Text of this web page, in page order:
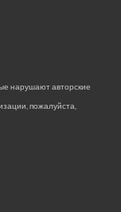
нарушают авторские
пожалуйста,